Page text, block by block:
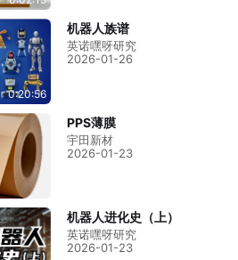
0:20:56
机器人族谱
英诺嘿呀研究
2026-01-26
PPS薄膜
宇田新材
2026-01-23
机器人进化史（上）
英诺嘿呀研究
2026-01-23